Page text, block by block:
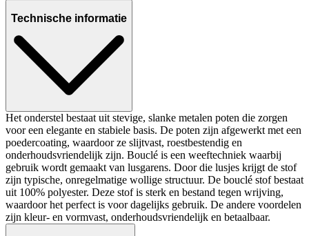
Technische informatie
Het onderstel bestaat uit stevige, slanke metalen poten die zorgen
voor een elegante en stabiele basis. De poten zijn afgewerkt met een
poedercoating, waardoor ze slijtvast, roestbestendig en
onderhoudsvriendelijk zijn. Bouclé is een weeftechniek waarbij
gebruik wordt gemaakt van lusgarens. Door die lusjes krijgt de stof
zijn typische, onregelmatige wollige structuur. De bouclé stof bestaat
uit 100% polyester. Deze stof is sterk en bestand tegen wrijving,
waardoor het perfect is voor dagelijks gebruik. De andere voordelen
zijn kleur- en vormvast, onderhoudsvriendelijk en betaalbaar.